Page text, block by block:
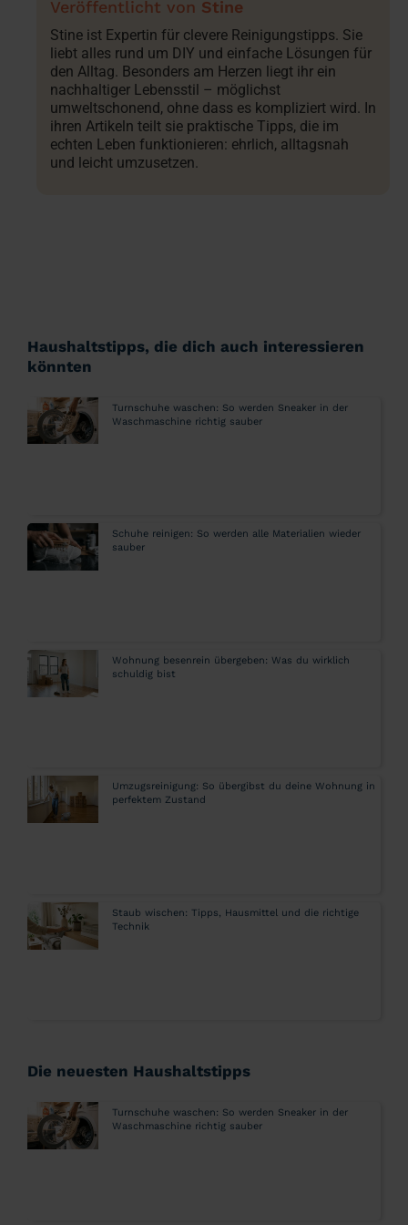
Stine
Stine ist Expertin für clevere Reinigungstipps. Sie
liebt alles rund um DIY und einfache Lösungen für
den Alltag. Besonders am Herzen liegt ihr ein
nachhaltiger Lebensstil – möglichst
umweltschonend, ohne dass es kompliziert wird. In
ihren Artikeln teilt sie praktische Tipps, die im
echten Leben funktionieren: ehrlich, alltagsnah
und leicht umzusetzen.
Haushaltstipps, die dich auch interessieren
könnten
Turnschuhe waschen: So werden Sneaker in der
Waschmaschine richtig sauber
Schuhe reinigen: So werden alle Materialien wieder
sauber
Wohnung besenrein übergeben: Was du wirklich
schuldig bist
Umzugsreinigung: So übergibst du deine Wohnung in
perfektem Zustand
Staub wischen: Tipps, Hausmittel und die richtige
Technik
Die neuesten Haushaltstipps
Turnschuhe waschen: So werden Sneaker in der
Waschmaschine richtig sauber